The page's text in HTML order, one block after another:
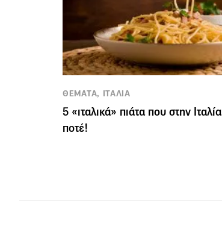
ΘΕΜΑΤΑ, ΙΤΑΛΙΑ
5 «ιταλικά» πιάτα που στην
ποτέ!